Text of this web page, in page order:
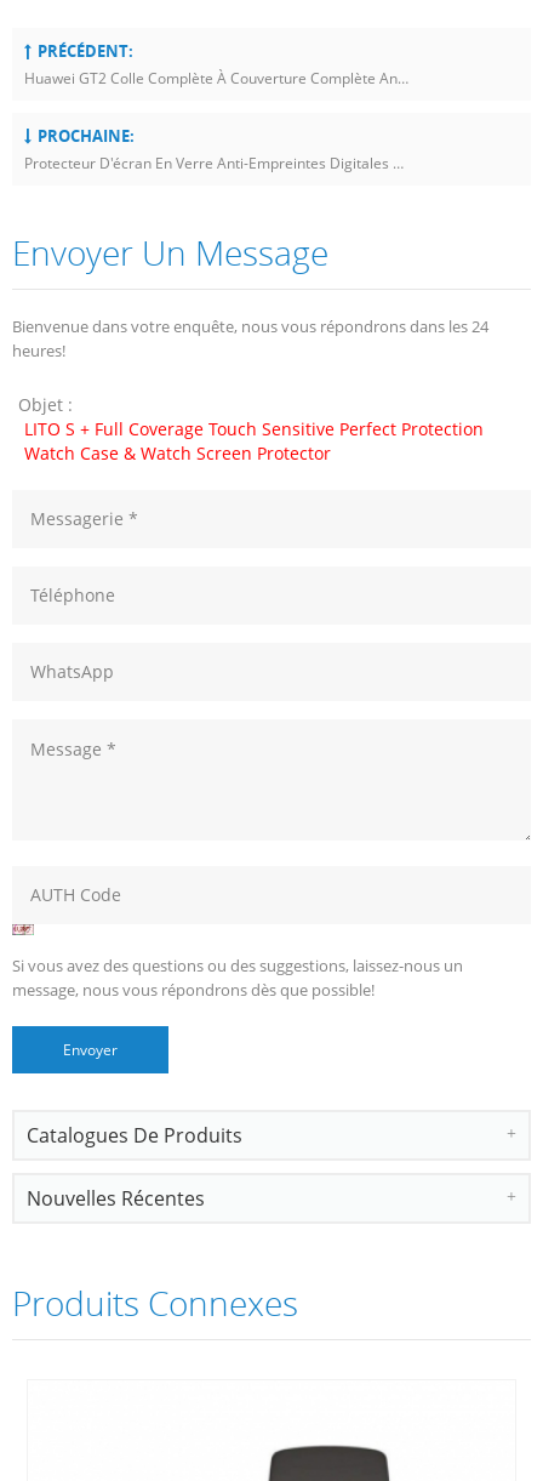
PRÉCÉDENT:
Huawei GT2 Colle Complète À Couverture Complète Anti-Rayures Protecteur D'écran
PROCHAINE:
Protecteur D'écran En Verre Anti-Empreintes Digitales De Couverture Totale S + Mat Imperméable Pour Montre
Envoyer Un Message
Bienvenue dans votre enquête, nous vous répondrons dans les 24
heures!
Objet :
LITO S + Full Coverage Touch Sensitive Perfect Protection
Watch Case & Watch Screen Protector
Si vous avez des questions ou des suggestions, laissez-nous un
message, nous vous répondrons dès que possible!
Catalogues De Produits
Nouvelles Récentes
Produits Connexes